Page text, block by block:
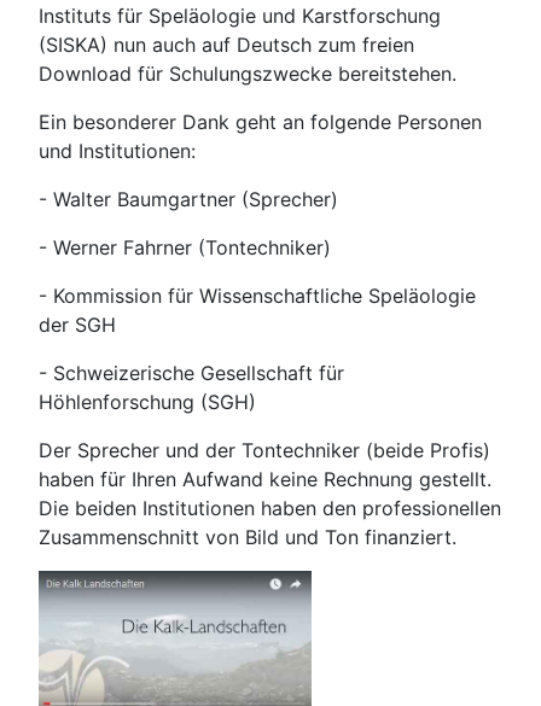
Instituts für Speläologie und Karstforschung
(SISKA) nun auch auf Deutsch zum freien
Download für Schulungszwecke bereitstehen.
Ein besonderer Dank geht an folgende Personen
und Institutionen:
- Walter Baumgartner (Sprecher)
- Werner Fahrner (Tontechniker)
- Kommission für Wissenschaftliche Speläologie
der SGH
- Schweizerische Gesellschaft für
Höhlenforschung (SGH)
Der Sprecher und der Tontechniker (beide Profis)
haben für Ihren Aufwand keine Rechnung gestellt.
Die beiden Institutionen haben den professionellen
Zusammenschnitt von Bild und Ton finanziert.